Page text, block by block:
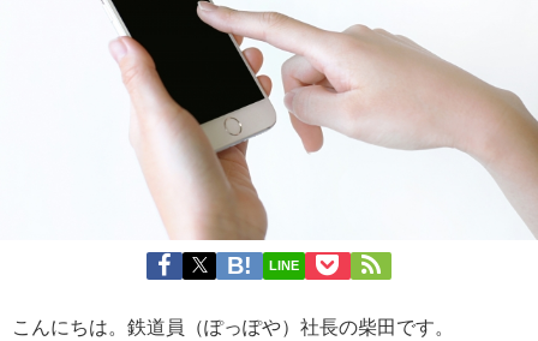
LINE
こんにちは。鉄道員（ぽっぽや）社長の柴田です。